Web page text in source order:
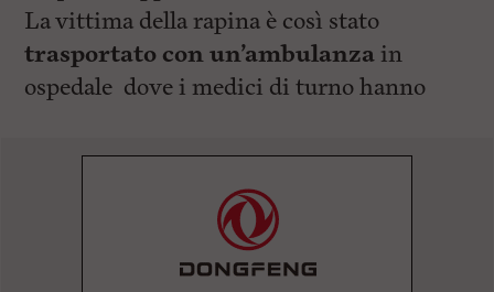
La vittima della rapina è così stato
trasportato con un’ambulanza in
ospedale dove i medici di turno hanno